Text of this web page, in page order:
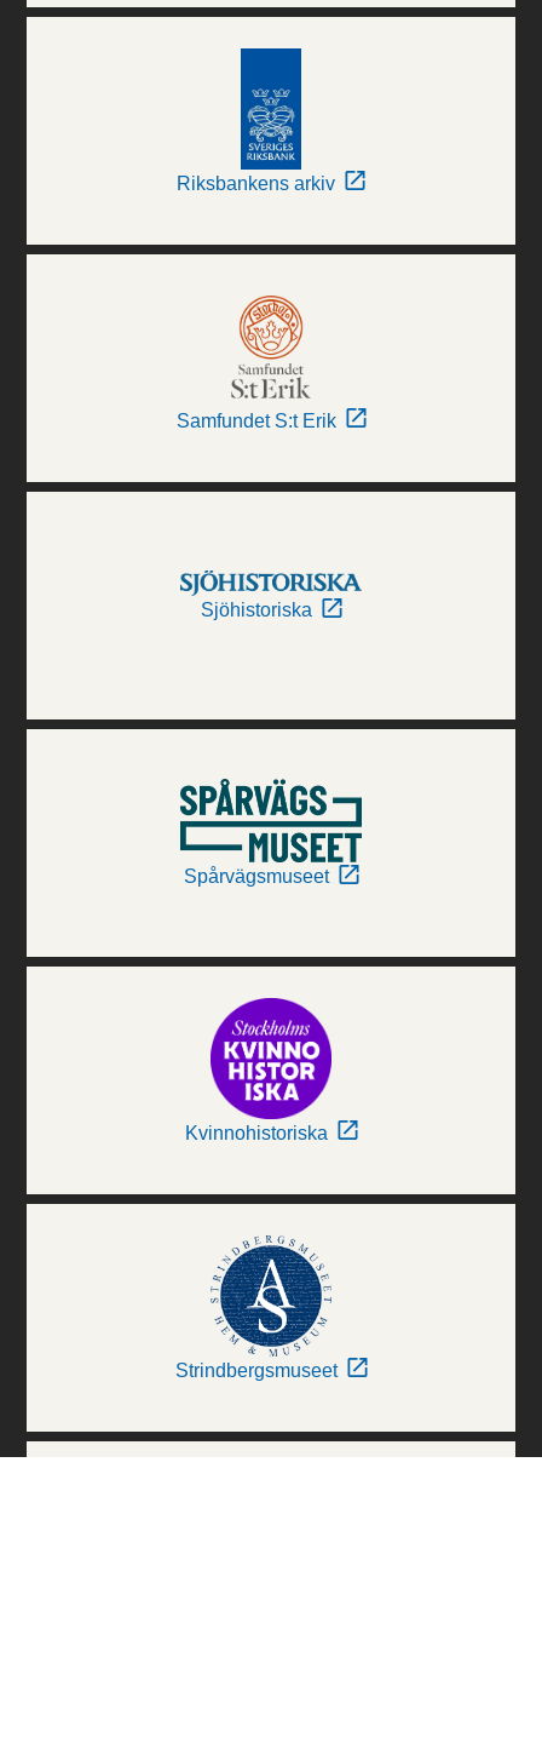
Riksbankens arkiv
Samfundet S:t Erik
Sjöhistoriska
Spårvägsmuseet
Kvinnohistoriska
Strindbergsmuseet